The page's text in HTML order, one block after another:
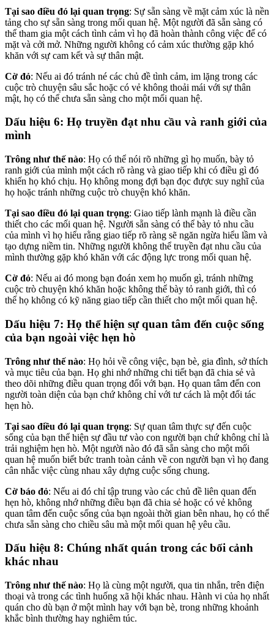
Tại sao điều đó lại quan trọng: Sự sẵn sàng về mặt cảm xúc là nền
tảng cho sự sẵn sàng trong mối quan hệ. Một người đã sẵn sàng có
thể tham gia một cách tình cảm vì họ đã hoàn thành công việc để có
mặt và cởi mở. Những người không có cảm xúc thường gặp khó
khăn với sự cam kết và sự thân mật.
Cờ đỏ: Nếu ai đó tránh né các chủ đề tình cảm, im lặng trong các
cuộc trò chuyện sâu sắc hoặc có vẻ không thoải mái với sự thân
mật, họ có thể chưa sẵn sàng cho một mối quan hệ.
Dấu hiệu 6: Họ truyền đạt nhu cầu và ranh giới của
mình
Trông như thế nào: Họ có thể nói rõ những gì họ muốn, bày tỏ
ranh giới của mình một cách rõ ràng và giao tiếp khi có điều gì đó
khiến họ khó chịu. Họ không mong đợi bạn đọc được suy nghĩ của
họ hoặc tránh những cuộc trò chuyện khó khăn.
Tại sao điều đó lại quan trọng: Giao tiếp lành mạnh là điều cần
thiết cho các mối quan hệ. Người sẵn sàng có thể bày tỏ nhu cầu
của mình vì họ hiểu rằng giao tiếp rõ ràng sẽ ngăn ngừa hiểu lầm và
tạo dựng niềm tin. Những người không thể truyền đạt nhu cầu của
mình thường gặp khó khăn với các động lực trong mối quan hệ.
Cờ đỏ: Nếu ai đó mong bạn đoán xem họ muốn gì, tránh những
cuộc trò chuyện khó khăn hoặc không thể bày tỏ ranh giới, thì có
thể họ không có kỹ năng giao tiếp cần thiết cho một mối quan hệ.
Dấu hiệu 7: Họ thể hiện sự quan tâm đến cuộc sống
của bạn ngoài việc hẹn hò
Trông như thế nào: Họ hỏi về công việc, bạn bè, gia đình, sở thích
và mục tiêu của bạn. Họ ghi nhớ những chi tiết bạn đã chia sẻ và
theo dõi những điều quan trọng đối với bạn. Họ quan tâm đến con
người toàn diện của bạn chứ không chỉ với tư cách là một đối tác
hẹn hò.
Tại sao điều đó lại quan trọng: Sự quan tâm thực sự đến cuộc
sống của bạn thể hiện sự đầu tư vào con người bạn chứ không chỉ là
trải nghiệm hẹn hò. Một người nào đó đã sẵn sàng cho một mối
quan hệ muốn biết bức tranh toàn cảnh về con người bạn vì họ đang
cân nhắc việc cùng nhau xây dựng cuộc sống chung.
Cờ báo đỏ: Nếu ai đó chỉ tập trung vào các chủ đề liên quan đến
hẹn hò, không nhớ những điều bạn đã chia sẻ hoặc có vẻ không
quan tâm đến cuộc sống của bạn ngoài thời gian bên nhau, họ có thể
chưa sẵn sàng cho chiều sâu mà một mối quan hệ yêu cầu.
Dấu hiệu 8: Chúng nhất quán trong các bối cảnh
khác nhau
Trông như thế nào: Họ là cùng một người, qua tin nhắn, trên điện
thoại và trong các tình huống xã hội khác nhau. Hành vi của họ nhất
quán cho dù bạn ở một mình hay với bạn bè, trong những khoảnh
khắc bình thường hay nghiêm túc.